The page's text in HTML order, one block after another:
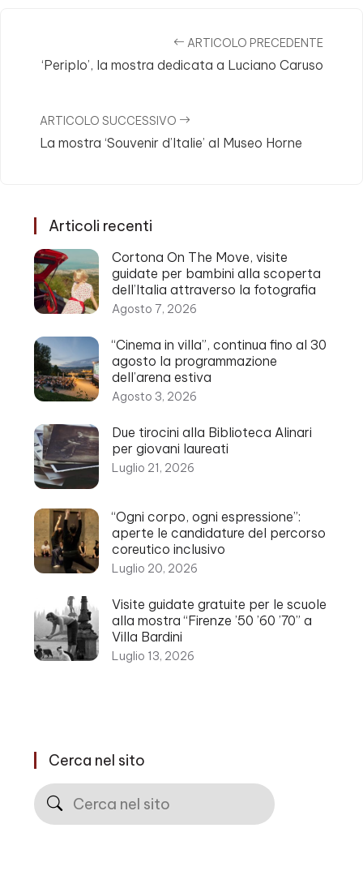
ARTICOLO PRECEDENTE
‘Periplo’, la mostra dedicata a Luciano Caruso
ARTICOLO SUCCESSIVO
La mostra ‘Souvenir d’Italie’ al Museo Horne
Articoli recenti
Cortona On The Move, visite
guidate per bambini alla scoperta
dell’Italia attraverso la fotografia
Agosto 7, 2026
“Cinema in villa”, continua fino al 30
agosto la programmazione
dell’arena estiva
Agosto 3, 2026
Due tirocini alla Biblioteca Alinari
per giovani laureati
Luglio 21, 2026
“Ogni corpo, ogni espressione”:
aperte le candidature del percorso
coreutico inclusivo
Luglio 20, 2026
Visite guidate gratuite per le scuole
alla mostra “Firenze ’50 ’60 ’70” a
Villa Bardini
Luglio 13, 2026
Cerca nel sito
Cerca